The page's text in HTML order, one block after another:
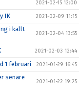
2021-02-15 12:00
IK 2021-02-09 11:15
i kallt
2021-02-04 13:55
2021-02-03 12:44
1 februari 2021-01-29 16:45
senare
2021-01-22 19:25